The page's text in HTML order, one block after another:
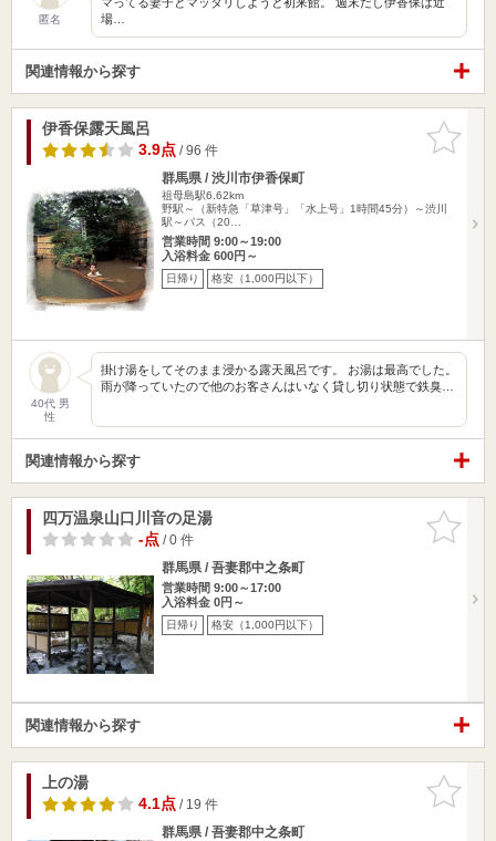
匿名
場…
関連情報から探す
お気に入
りに追加
伊香保露天風呂
3.9点/ 96 件
群馬県 / 渋川市伊香保町
祖母島駅6.62km
野駅～（新特急「草津号」「水上号」1時間45分）～渋川
駅～バス（20…
営業時間 9:00～19:00
入浴料金 600円～
日帰り 格安（1,000円以下）
40代 男
性
掛け湯をしてそのまま浸かる露天風呂です。 お湯は最高でした。
雨が降っていたので他のお客さんはいなく貸し切り状態で鉄臭…
関連情報から探す
お気に入
りに追加
四万温泉山口川音の足湯
-点/ 0 件
群馬県 / 吾妻郡中之条町
営業時間 9:00～17:00
入浴料金 0円～
日帰り 格安（1,000円以下）
関連情報から探す
お気に入
りに追加
上の湯
4.1点/ 19 件
群馬県 / 吾妻郡中之条町